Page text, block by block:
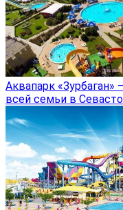
Аквапарк
всей семьи в